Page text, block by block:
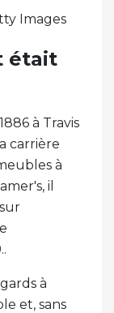
Images
était
à Travis
carrière
à
il
à
et, sans